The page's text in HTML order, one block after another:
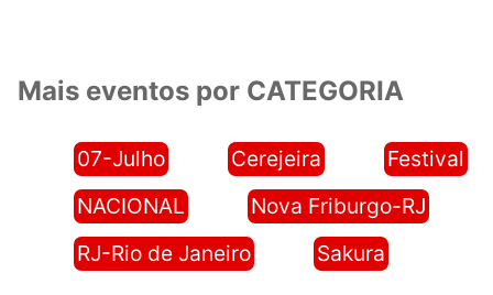
Mais eventos por CATEGORIA
07-Julho Cerejeira
Festival
NACIONAL
Nova Friburgo-RJ
RJ-Rio de Janeiro
Sakura